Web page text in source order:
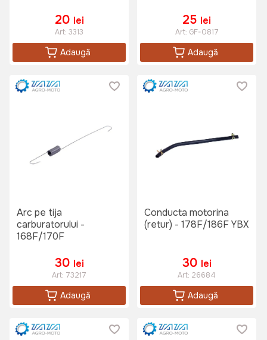
20 lei
Art: 3313
Adaugă
25 lei
Art: GF-0817
Adaugă
Arc pe tija
carburatorului -
168F/170F
30 lei
Art: 73217
Adaugă
Conducta motorina
(retur) - 178F/186F YBX
30 lei
Art: 26684
Adaugă